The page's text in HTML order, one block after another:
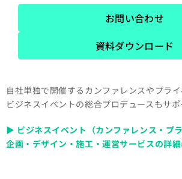
お問い合わせ
資料ダウンロード
自社単独で開催するカンファレンスやプライ
ビジネスイベントの総合プロデュースもサポ
▶ ビジネスイベント（カンファレンス・プ
企画・デザイン・施工・運営サービスの詳